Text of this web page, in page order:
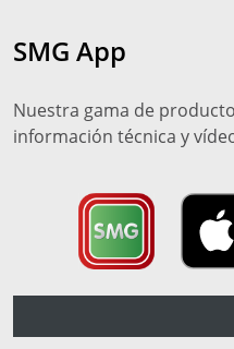
SMG App
Nuestra gama de
información técnica y